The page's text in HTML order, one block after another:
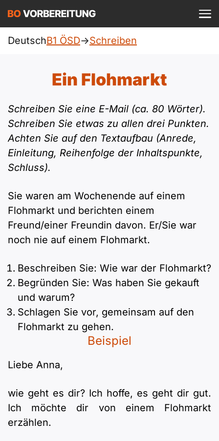
ÖSD
Allgemein
Beruf
telc
ÖIF
Pflege (telc)
Englisch
Türkisch
Ukrainisch
Russisch
Polnisch
A1 DTZ
A1 telc
A1 ÖIF
A2 Allgemein
A2 DTZ
A2 Goethe
A2 ÖIF
B1
B1 Allgemein
B1 Beruf
B1 telc
B1 Goethe
B1 ÖIF
B1 ÖSD
B2
B2 Beruf
B2 telc
B2 Goethe
B2 Pflege (telc)
Webinare
Mehr Tools
Online-Kurse
Einbürgerungstest
Spiele
Motivationsbriefe
Einloggen ist kostenlos?
DeutschB1 ÖSD->Schreiben
Ein Flohmarkt
Schreiben Sie eine E-Mail (ca. 80 Wörter).
Schreiben Sie etwas zu allen drei Punkten.
Achten Sie auf den Textaufbau (Anrede,
Einleitung, Reihenfolge der Inhaltspunkte,
Schluss).
Sie waren am Wochenende auf einem
Flohmarkt und berichten einem
Freund/einer Freundin davon. Er/Sie war
noch nie auf einem Flohmarkt.
Beschreiben Sie: Wie war der Flohmarkt?
Begründen Sie: Was haben Sie gekauft
und warum?
Schlagen Sie vor, gemeinsam auf den
Flohmarkt zu gehen.
Beispiel
Liebe Anna,
wie geht es dir? Ich hoffe, es geht dir gut.
Ich möchte dir von einem Flohmarkt
erzählen.